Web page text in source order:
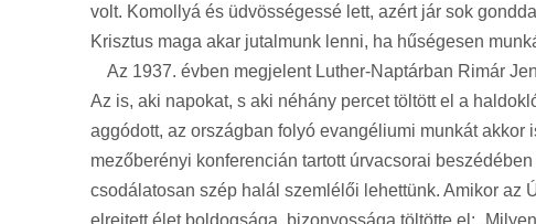
volt. Komollyá és üdvösségessé lett, azért jár sok
Krisztus maga akar jutalmunk lenni, ha hűségesen
Az 1937. évben megjelent Luther-Naptárban Rimár
Az is, aki napokat, s aki néhány percet töltött el a
aggódott, az országban folyó evangéliumi munkát
mezőberényi konferencián tartott úrvacsorai
csodálatosan szép halál szemlélői lehettünk. Amikor az
elrejtett élet boldogsága, bizonyossága töltötte el: